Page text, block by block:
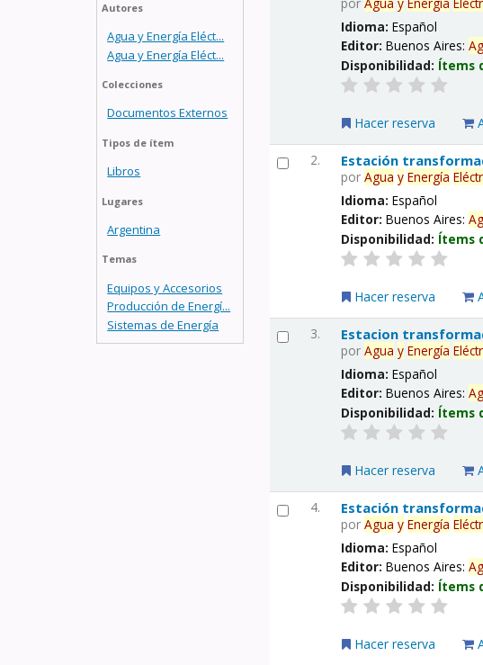
Autores
Agua y Energía Eléct...
Agua y Energía Eléct...
Colecciones
Documentos Externos
Tipos de ítem
Libros
Lugares
Argentina
Temas
Equipos y Accesorios
Producción de Energí...
Sistemas de Energía
Idioma:Español
Editor:Buenos Aires:
Disponibilidad: Ítems
Hacer reserva
2. Estación
porAgua y Energía
Idioma:Español
Editor:Buenos Aires:
Disponibilidad: Ítems
Hacer reserva
3. Estacion
porAgua y Energía
Idioma:Español
Editor:Buenos Aires:
Disponibilidad: Ítems
Hacer reserva
4. Estación
porAgua y Energía
Idioma:Español
Editor:Buenos Aires:
Disponibilidad: Ítems
Hacer reserva